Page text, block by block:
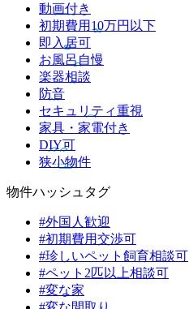
動画付き
初期費用10万円以下
即入居可
お風呂自慢
楽器相談
防音
セキュリティ重視
家具・家電付き
DIY可
狭小物件
物件ハッシュタグ
#外国人歓迎
#初期費用交渉可
#珍しいペット飼育相談可
#ペット2匹以上相談可
#変な家